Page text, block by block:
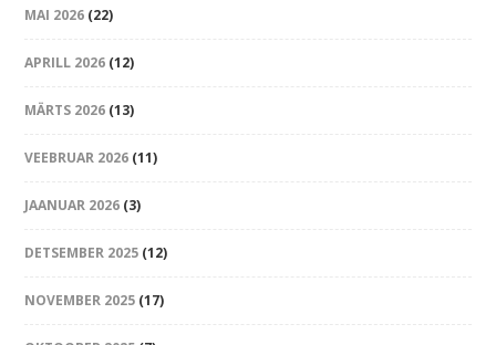
MAI 2026 (22)
APRILL 2026 (12)
MÄRTS 2026 (13)
VEEBRUAR 2026 (11)
JAANUAR 2026 (3)
DETSEMBER 2025 (12)
NOVEMBER 2025 (17)